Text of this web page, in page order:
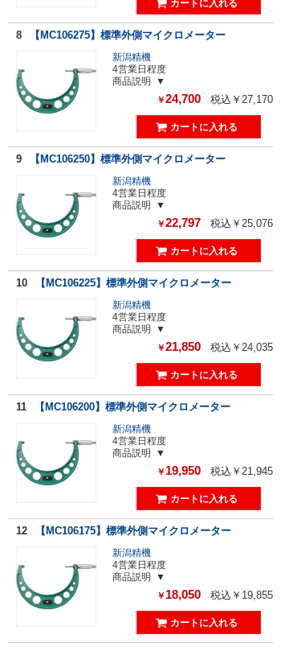
8 【MC106275】標準外側マイクロメーター
新潟精機
4営業日程度
商品説明
￥24,700 税込￥27,170
9 【MC106250】標準外側マイクロメーター
新潟精機
4営業日程度
商品説明
￥22,797 税込￥25,076
10 【MC106225】標準外側マイクロメーター
新潟精機
4営業日程度
商品説明
￥21,850 税込￥24,035
11 【MC106200】標準外側マイクロメーター
新潟精機
4営業日程度
商品説明
￥ 19,950 税込￥21,945
12 【MC106175】標準外側マイクロメーター
新潟精機
4営業日程度
商品説明
￥ 18,050 税込￥19,855